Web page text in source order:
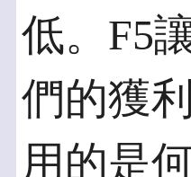
低。F5
們的獲
用的是